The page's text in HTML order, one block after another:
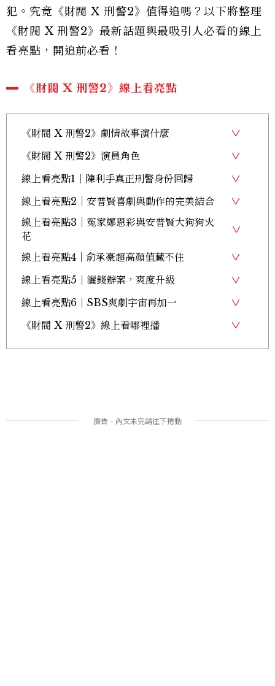
犯。究竟《財閥 X 刑警2》值得追嗎？以下將整理
《財閥 X 刑警2》最新話題與最吸引人必看的線上
看亮點，開追前必看！
《財閥 X 刑警2》線上看亮點
《財閥 X 刑警2》劇情故事演什麼
《財閥 X 刑警2》演員角色
線上看亮點1｜陳利手真正刑警身份回歸
線上看亮點2｜安普賢喜劇與動作的完美結合
線上看亮點3｜冤家鄭恩彩與安普賢大狗狗火
花
線上看亮點4｜俞承豪超高顏值藏不住
線上看亮點5｜灑錢辦案，爽度升級
線上看亮點6｜SBS爽劇宇宙再加一
《財閥 X 刑警2》線上看哪裡播